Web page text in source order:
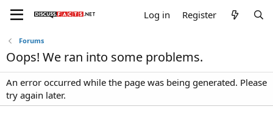
Log in Register
Forums
Oops! We ran into some problems.
An error occurred while the page was being generated. Please
try again later.